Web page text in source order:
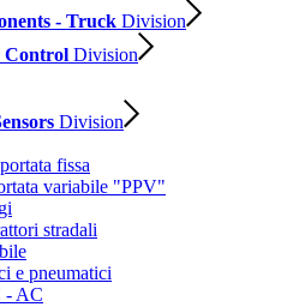
- Truck Division
Control Division
Division
fissa
variabile "PPV"
stradali
e pneumatici
- AC